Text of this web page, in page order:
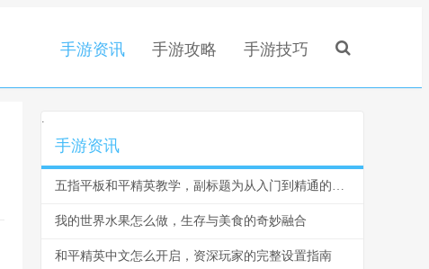
手游资讯 手游攻略 手游技巧
.
手游资讯
五指平板和平精英教学，副标题为从入门到精通的实战指南
我的世界水果怎么做，生存与美食的奇妙融合
和平精英中文怎么开启，资深玩家的完整设置指南